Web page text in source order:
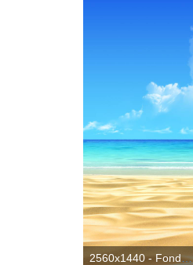
2560x1440 - Fondos de pantalla tropicales Full HD # HZPMC16 - 4USkY. Imágen 2K tropicales.